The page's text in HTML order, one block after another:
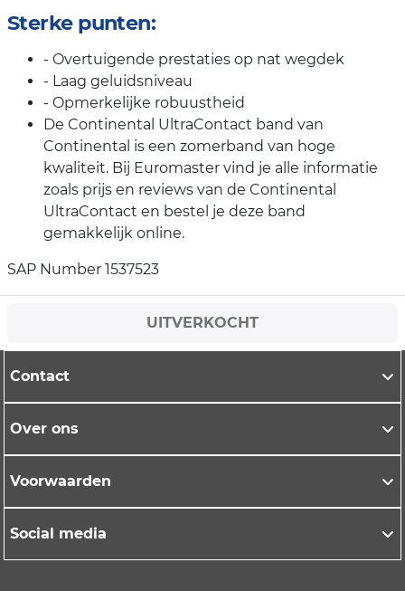
Sterke punten:
- Overtuigende prestaties op nat wegdek
- Laag geluidsniveau
- Opmerkelijke robuustheid
De Continental UltraContact band van
Continental is een zomerband van hoge
kwaliteit. Bij Euromaster vind je alle informatie
zoals prijs en reviews van de Continental
UltraContact en bestel je deze band
gemakkelijk online.
SAP Number 1537523
UITVERKOCHT
Contact
Over ons
Voorwaarden
Social media